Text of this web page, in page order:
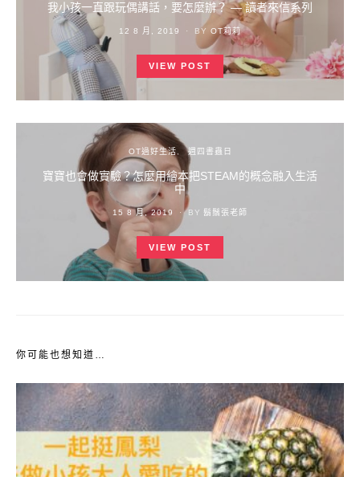
我小孩一直跟玩偶講話，要怎麼辦？ — 讀者來信系列
POSTED
12 8 月, 2019 BY OT莉莉
VIEW POST
OT過好生活 週四書蟲日
寶寶也會做實驗？怎麼用繪本把STEAM的概念融入生活
中
POSTED
ON
15 8 月, 2019 BY 鬍鬚張老師
VIEW POST
你可能也想知道…